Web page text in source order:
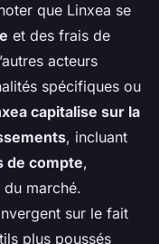
que Linxea se
et des frais de
acteurs
spécifiques ou
capitalise sur la
, incluant
de compte,
marché.
sur le fait
plus poussés